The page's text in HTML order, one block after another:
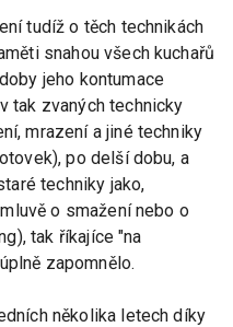
tudíž o těch technikách
snahou všech kuchařů
jeho kontumace
tak zvaných technicky
mrazení a jiné techniky
po delší dobu, a
techniky jako,
o smažení nebo o
tak říkajíce "na
zapomnělo.
několika letech díky